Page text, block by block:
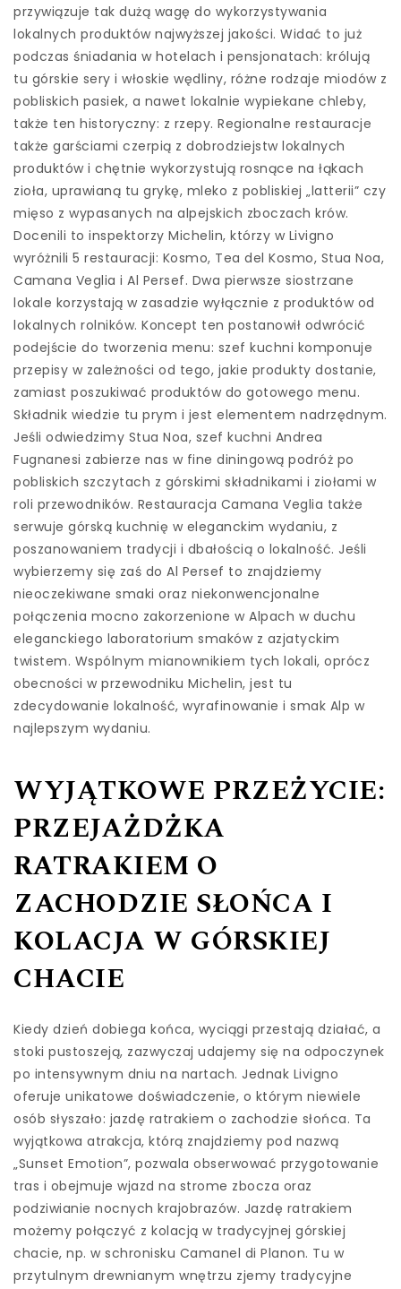
przywiązuje tak dużą wagę do wykorzystywania
lokalnych produktów najwyższej jakości. Widać to już
podczas śniadania w hotelach i pensjonatach: królują
tu górskie sery i włoskie wędliny, różne rodzaje miodów z
pobliskich pasiek, a nawet lokalnie wypiekane chleby,
także ten historyczny: z rzepy. Regionalne restauracje
także garściami czerpią z dobrodziejstw lokalnych
produktów i chętnie wykorzystują rosnące na łąkach
zioła, uprawianą tu grykę, mleko z pobliskiej „latterii” czy
mięso z wypasanych na alpejskich zboczach krów.
Docenili to inspektorzy Michelin, którzy w Livigno
wyróżnili 5 restauracji: Kosmo, Tea del Kosmo, Stua Noa,
Camana Veglia i Al Persef. Dwa pierwsze siostrzane
lokale korzystają w zasadzie wyłącznie z produktów od
lokalnych rolników. Koncept ten postanowił odwrócić
podejście do tworzenia menu: szef kuchni komponuje
przepisy w zależności od tego, jakie produkty dostanie,
zamiast poszukiwać produktów do gotowego menu.
Składnik wiedzie tu prym i jest elementem nadrzędnym.
Jeśli odwiedzimy Stua Noa, szef kuchni Andrea
Fugnanesi zabierze nas w fine diningową podróż po
pobliskich szczytach z górskimi składnikami i ziołami w
roli przewodników. Restauracja Camana Veglia także
serwuje górską kuchnię w eleganckim wydaniu, z
poszanowaniem tradycji i dbałością o lokalność. Jeśli
wybierzemy się zaś do Al Persef to znajdziemy
nieoczekiwane smaki oraz niekonwencjonalne
połączenia mocno zakorzenione w Alpach w duchu
eleganckiego laboratorium smaków z azjatyckim
twistem. Wspólnym mianownikiem tych lokali, oprócz
obecności w przewodniku Michelin, jest tu
zdecydowanie lokalność, wyrafinowanie i smak Alp w
najlepszym wydaniu.
WYJĄTKOWE PRZEŻYCIE:
PRZEJAŻDŻKA
RATRAKIEM O
ZACHODZIE SŁOŃCA I
KOLACJA W GÓRSKIEJ
CHACIE
Kiedy dzień dobiega końca, wyciągi przestają działać, a
stoki pustoszeją, zazwyczaj udajemy się na odpoczynek
po intensywnym dniu na nartach. Jednak Livigno
oferuje unikatowe doświadczenie, o którym niewiele
osób słyszało: jazdę ratrakiem o zachodzie słońca. Ta
wyjątkowa atrakcja, którą znajdziemy pod nazwą
„Sunset Emotion”, pozwala obserwować przygotowanie
tras i obejmuje wjazd na strome zbocza oraz
podziwianie nocnych krajobrazów. Jazdę ratrakiem
możemy połączyć z kolacją w tradycyjnej górskiej
chacie, np. w schronisku Camanel di Planon. Tu w
przytulnym drewnianym wnętrzu zjemy tradycyjne